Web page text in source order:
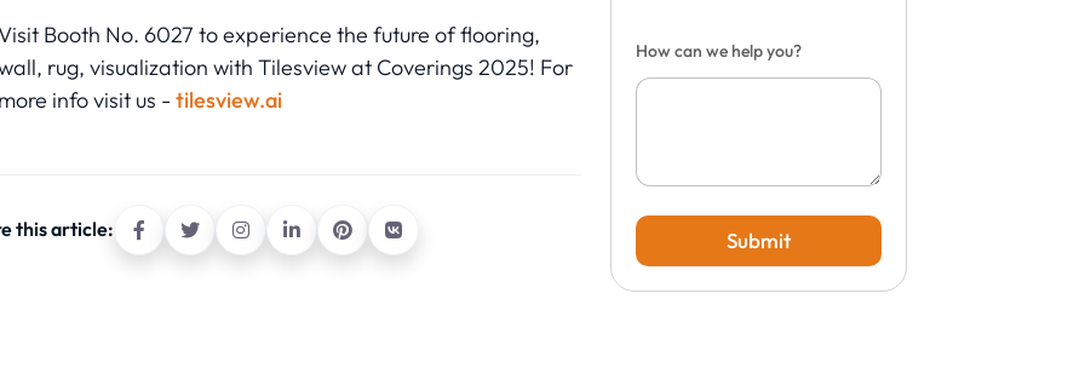
How can we help you?
Submit
Booth No. 6027 to experience the future of flooring,
rug, visualization with Tilesview at Coverings 2025! For
info visit us - tilesview.ai
this article: